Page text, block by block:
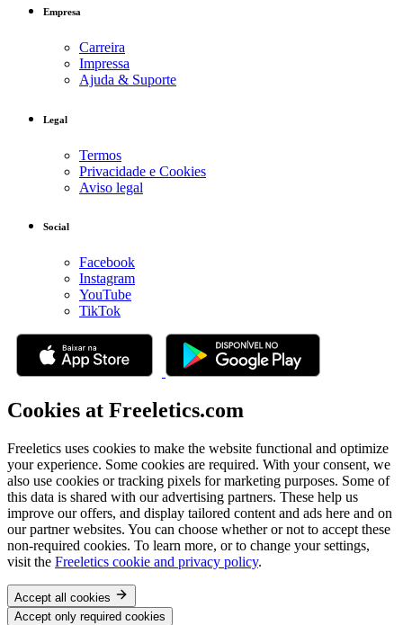
Empresa
Carreira
Impressa
Ajuda & Suporte
Legal
Termos
Privacidade e Cookies
Aviso legal
Social
Facebook
Instagram
YouTube
TikTok
Cookies at Freeletics.com
Freeletics uses cookies to make the website functional and optimize
your experience. Some cookies are required. With your consent, we
also use cookies or tracking pixels for marketing purposes. Some of
this data is shared with our advertising partners. These help us
improve our offers, and display tailored content and ads here and on
our partner websites. You can choose whether or not to accept these
non-required cookies. To learn more, or to change your settings,
visit the Freeletics cookie and privacy policy.
Accept all cookies
Accept only required cookies